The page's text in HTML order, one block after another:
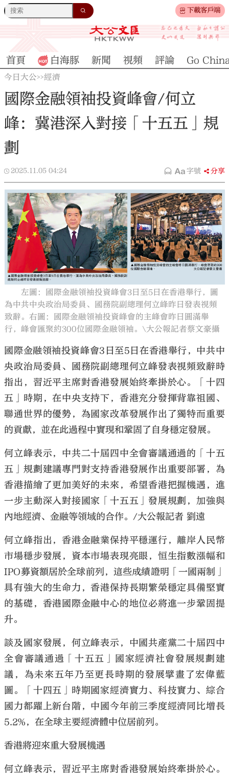
下載客戶端
大公文匯
首頁 白海豚 新聞 視頻 評論 Go
今日大公>>經濟
國際金融領袖投資峰會/何立
峰：冀港深入對接「十五五」規
劃
2025.11.05 04:24 字號 分享
左圖：國際金融領袖投資峰會3日至5日在香港舉行，圖
為中共中央政治局委員、國務院副總理何立峰昨日發表視頻
致辭。右圖：國際金融領袖投資峰會的主峰會昨日圓滿舉
行，峰會匯聚約300位國際金融領袖。\大公報記者蔡文豪攝
國際金融領袖投資峰會3日至5日在香港舉行，中共中
央政治局委員、國務院副總理何立峰發表視頻致辭時
指出，習近平主席對香港發展始終牽掛於心。「十四
五」時期，在中央支持下，香港充分發揮背靠祖國、
聯通世界的優勢，為國家改革發展作出了獨特而重要
的貢獻，並在此過程中實現和鞏固了自身穩定發展。
何立峰表示，中共二十屆四中全會審議通過的「十五
五」規劃建議專門對支持香港發展作出重要部署，為
香港描繪了更加美好的未來，希望香港把握機遇，進
一步主動深入對接國家「十五五」發展規劃，加強與
內地經濟、金融等領域的合作。/大公報記者 劉遠
何立峰指出，香港金融業保持平穩運行，離岸人民幣
市場穩步發展，資本市場表現亮眼，恒生指數漲幅和
IPO募資額居於全球前列，這些成績證明「一國兩制」
具有強大的生命力，香港保持長期繁榮穩定具備堅實
的基礎，香港國際金融中心的地位必將進一步鞏固提
升。
談及國家發展，何立峰表示，中國共產黨二十屆四中
全會審議通過「十五五」國家經濟社會發展規劃建
議，為未來五年乃至更長時期的發展擘畫了宏偉藍
圖。「十四五」時期國家經濟實力、科技實力、綜合
國力都躍上新台階，中國今年前三季度經濟同比增長
5.2%，在全球主要經濟體中位居前列。
香港將迎來重大發展機遇
何立峰表示，習近平主席對香港發展始終牽掛於心。